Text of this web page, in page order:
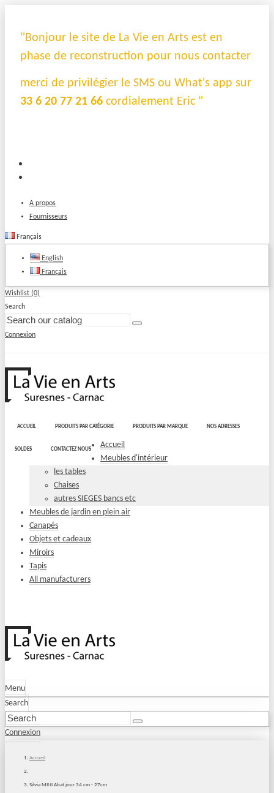
"Bonjour le site de La Vie en Arts est en
phase de reconstruction pour nous contacter
merci de privilégier le SMS ou What's app sur
33 6 20 77 21 66 cordialement Eric "
A propos
Fournisseurs
Français
English
Français
Wishlist (0)
Search
Connexion
ACCUEIL PRODUITS PAR CATÉGORIE PRODUITS PAR MARQUE NOS ADRESSES
SOLDES CONTACTEZ NOUS
Accueil
Meubles d'intérieur
les tables
Chaises
autres SIEGES bancs etc
Meubles de jardin en plein air
Canapés
Objets et cadeaux
Miroirs
Tapis
All manufacturers
Menu
Search
Connexion
Accueil
Silvia MINI Abat jour 34 cm - 27cm